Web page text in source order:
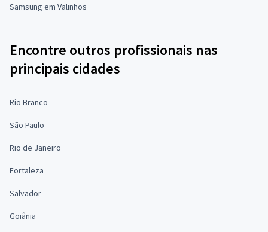
Samsung em Valinhos
Encontre outros profissionais nas
principais cidades
Rio Branco
São Paulo
Rio de Janeiro
Fortaleza
Salvador
Goiânia